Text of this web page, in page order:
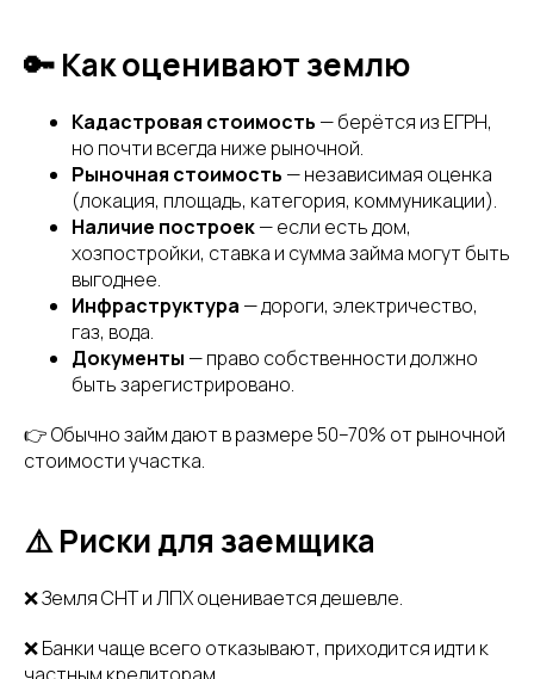
🔑 Как оценивают землю
Кадастровая стоимость — берётся из ЕГРН,
но почти всегда ниже рыночной.
Рыночная стоимость — независимая оценка
(локация, площадь, категория, коммуникации).
Наличие построек— если есть дом,
хозпостройки, ставка и сумма займа могут быть
выгоднее.
Инфраструктура — дороги, электричество,
газ, вода.
Документы — право собственности должно
быть зарегистрировано.
👉 Обычно займ дают в размере 50–70% от рыночной
стоимости участка.
⚠️ Риски для заемщика
❌ Земля СНТ и ЛПХ оценивается дешевле.
❌ Банки чаще всего отказывают, приходится идти к